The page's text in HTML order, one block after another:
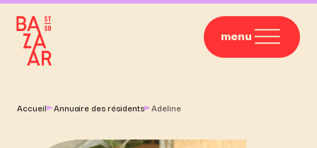
menu
Accueil Annuaire des résidents Adeline